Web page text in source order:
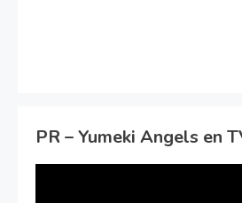
PR – Yumeki Angels en